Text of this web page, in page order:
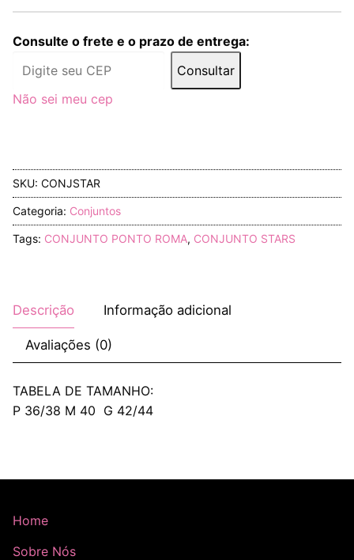
Consulte o frete e o prazo de entrega:
Consultar
Não sei meu cep
SKU: CONJSTAR
Categoria: Conjuntos
Tags: CONJUNTO PONTO ROMA, CONJUNTO STARS
Descrição Informação adicional
Avaliações (0)
TABELA DE TAMANHO:
P 36/38 M 40 G 42/44
Home
Sobre Nós